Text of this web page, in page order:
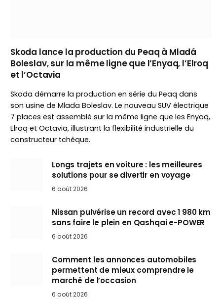
Skoda lance la production du Peaq à Mladá
Boleslav, sur la même ligne que l’Enyaq, l’Elroq
et l’Octavia
Skoda démarre la production en série du Peaq dans
son usine de Mlada Boleslav. Le nouveau SUV électrique
7 places est assemblé sur la même ligne que les Enyaq,
Elroq et Octavia, illustrant la flexibilité industrielle du
constructeur tchèque.
Longs trajets en voiture : les meilleures
solutions pour se divertir en voyage
6 août 2026
Nissan pulvérise un record avec 1 980 km
sans faire le plein en Qashqai e-POWER
6 août 2026
Comment les annonces automobiles
permettent de mieux comprendre le
marché de l’occasion
6 août 2026